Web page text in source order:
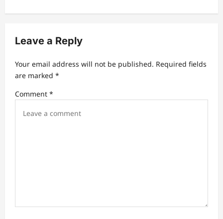
v
g
t
Leave a Reply
Your email address will not be published. Required fields
are marked *
Comment *